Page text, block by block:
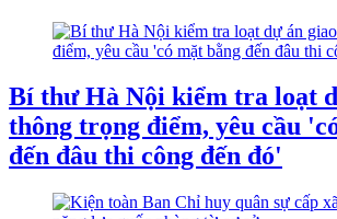
Bí thư Hà Nội kiểm tra loạt
thông trọng điểm, yêu cầu
đến đâu thi công đến đó'